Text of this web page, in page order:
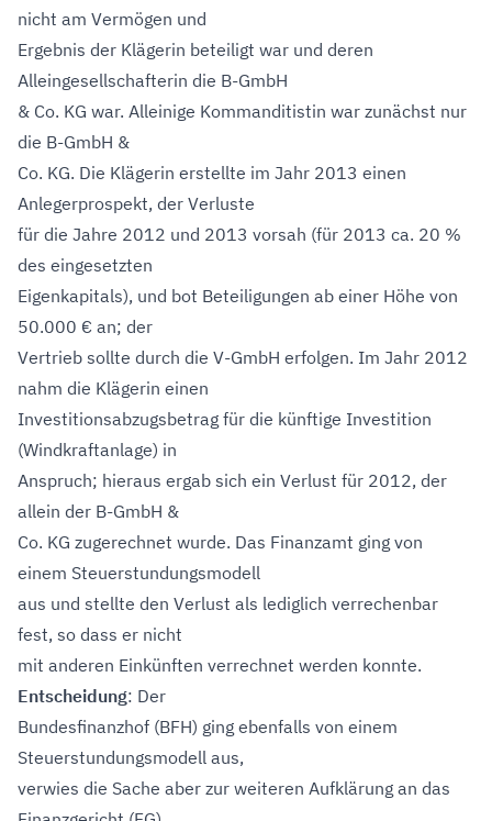
nicht am Vermögen und
Ergebnis der Klägerin beteiligt war und deren
Alleingesellschafterin die B-GmbH
& Co. KG war. Alleinige Kommanditistin war zunächst nur
die B-GmbH &
Co. KG. Die Klägerin erstellte im Jahr 2013 einen
Anlegerprospekt, der Verluste
für die Jahre 2012 und 2013 vorsah (für 2013 ca. 20 %
des eingesetzten
Eigenkapitals), und bot Beteiligungen ab einer Höhe von
50.000 € an; der
Vertrieb sollte durch die V-GmbH erfolgen. Im Jahr 2012
nahm die Klägerin einen
Investitionsabzugsbetrag für die künftige Investition
(Windkraftanlage) in
Anspruch; hieraus ergab sich ein Verlust für 2012, der
allein der B-GmbH &
Co. KG zugerechnet wurde. Das Finanzamt ging von
einem Steuerstundungsmodell
aus und stellte den Verlust als lediglich verrechenbar
fest, so dass er nicht
mit anderen Einkünften verrechnet werden konnte.
Entscheidung: Der
Bundesfinanzhof (BFH) ging ebenfalls von einem
Steuerstundungsmodell aus,
verwies die Sache aber zur weiteren Aufklärung an das